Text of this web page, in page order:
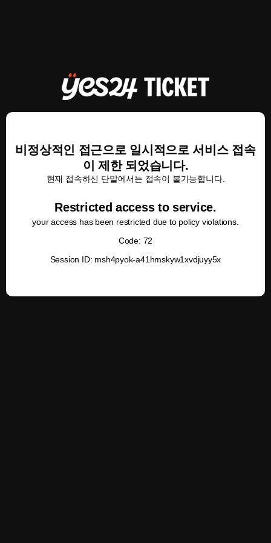
비정상적인 접근으로 일시적으로 서비스 접속
이 제한 되었습니다.
현재 접속하신 단말에서는 접속이 불가능합니다.
Restricted access to service.
your access has been restricted due to policy violations.
Code: 72
Session ID: msh4pyok-a41hmskyw1xvdjuyy5x